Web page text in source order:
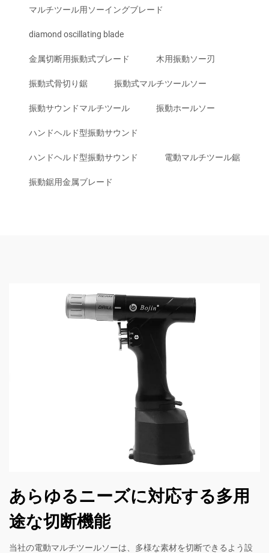
マルチツール用ソーイングブレード
diamond oscillating blade
金属切断用振動式ブレード 木用振動ソー刃
振動式骨切り鋸 振動式マルチツールソー
振動サウンドマルチツール 振動ホールソー
ハンドヘルド型振動サウンド
ハンドヘルド型振動サウンド 電動マルチツール鋸
振動鋸用金属ブレード
あらゆるニーズに対応する多用
途な切断機能
当社の電動マルチツールソーは、多様な素材を切断できるよう設